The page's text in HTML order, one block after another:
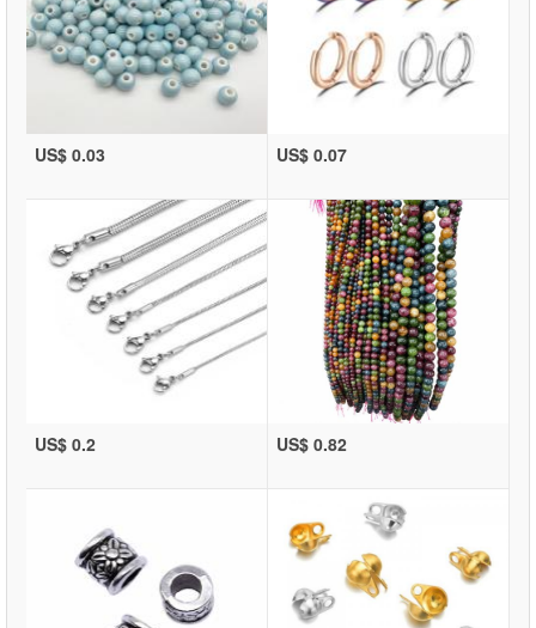
US$ 0.03 US$ 0.07
US$ 0.2 US$ 0.82